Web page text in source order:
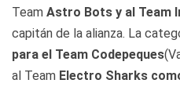
Team Astro Bots y al Team
capitán de la alianza. La
para el Team Codepeques
al Team Electro Sharks